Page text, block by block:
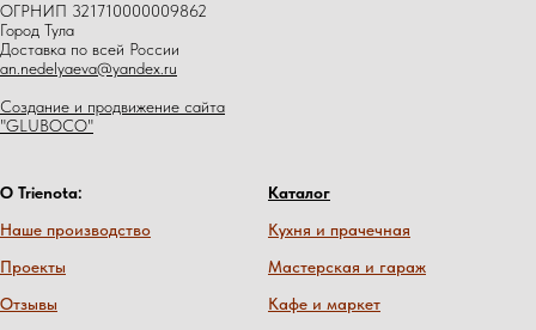
ОГРНИП 321710000009862
Город Тула
Доставка по всей России
an.nedelyaeva@yandex.ru
Создание и продвижение сайта
"GLUBOCO"
О Trienota:
Наше производство
Проекты
Отзывы
Каталог
Кухня и прачечная
Мастерская и гараж
Кафе и маркет